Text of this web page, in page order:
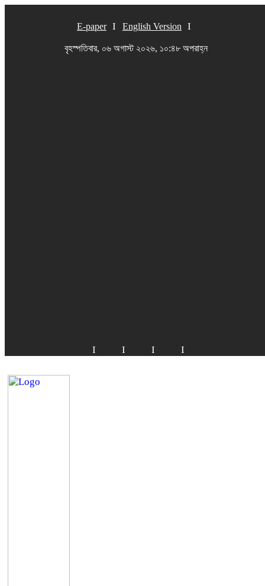
E-paper English Version
বৃহস্পতিবার, ০৬ অগাস্ট ২০২৬, ১০:৪৮ অপরাহ্ন